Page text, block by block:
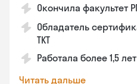
Окончила факультет
Обладатель
TKT
Работала более 1,5
Читать дальше